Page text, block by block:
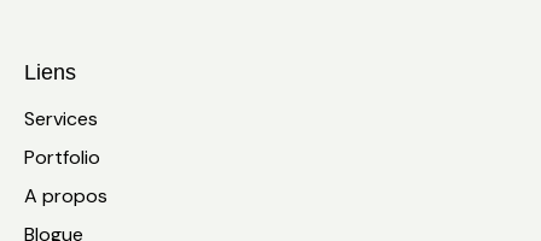
Liens
Services
Portfolio
A propos
Blogue